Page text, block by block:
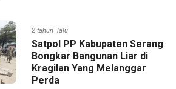
2 tahun lalu
Satpol PP Kabupaten Serang
Bongkar Bangunan Liar di
Kragilan Yang Melanggar
Perda